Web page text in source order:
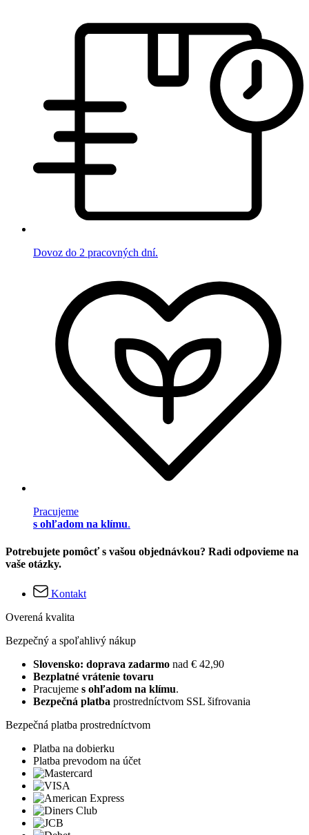
Dovoz do 2 pracovných dní.
Pracujeme
s ohľadom na klímu.
Potrebujete pomôcť s vašou objednávkou? Radi odpovieme na
vaše otázky.
Kontakt
Overená kvalita
Bezpečný a spoľahlivý nákup
Slovensko: doprava zadarmo nad € 42,90
Bezplatné vrátenie tovaru
Pracujeme s ohľadom na klímu.
Bezpečná platba prostredníctvom SSL šifrovania
Bezpečná platba prostredníctvom
Platba na dobierku
Platba prevodom na účet